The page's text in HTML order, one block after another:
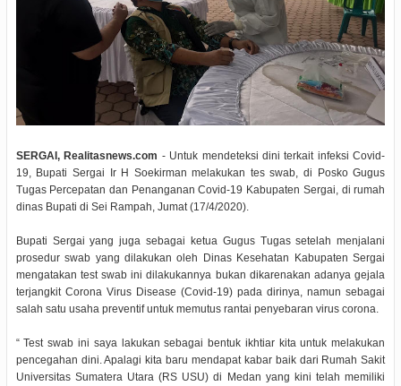
SERGAI, Realitasnews.com - Untuk mendeteksi dini terkait infeksi Covid-
19, Bupati Sergai Ir H Soekirman melakukan tes swab, di Posko Gugus
Tugas Percepatan dan Penanganan Covid-19 Kabupaten Sergai, di rumah
dinas Bupati di Sei Rampah, Jumat (17/4/2020).
Bupati Sergai yang juga sebagai ketua Gugus Tugas setelah menjalani
prosedur swab yang dilakukan oleh Dinas Kesehatan Kabupaten Sergai
mengatakan test swab ini dilakukannya bukan dikarenakan adanya gejala
terjangkit Corona Virus Disease (Covid-19) pada dirinya, namun sebagai
salah satu usaha preventif untuk memutus rantai penyebaran virus corona.
“ Test swab ini saya lakukan sebagai bentuk ikhtiar kita untuk melakukan
pencegahan dini. Apalagi kita baru mendapat kabar baik dari Rumah Sakit
Universitas Sumatera Utara (RS USU) di Medan yang kini telah memiliki